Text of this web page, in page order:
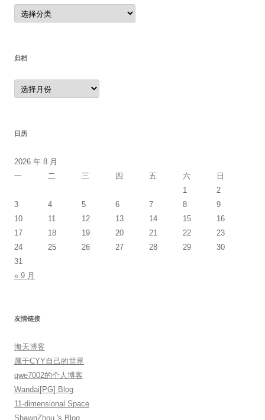
分
类
归档
归
档
日历
2026 年 8 月
一
二 三 四 五 六
日
1
2
3
4 5 6 7 8
9
10
11 12 13 14 15
16
17
18 19 20 21 22
23
24
25 26 27 28 29
30
31
« 9 月
友情链接
海天博客
属于CYY自己的世界
qwe7002的个人博客
Wandai[PG] Blog
11-dimensional Space
ShawnZhou 's Blog